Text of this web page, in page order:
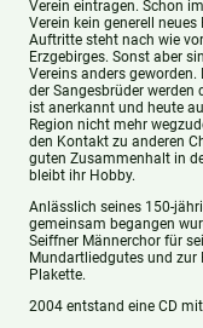
Verein eintragen. Schon
Verein kein generell
Auftritte steht nach wie
Erzgebirges. Sonst aber
Vereins anders
der Sangesbrüder werden
ist anerkannt und heute
Region nicht mehr
den Kontakt zu anderen
guten Zusammenhalt in
bleibt ihr Hobby.
Anlässlich seines 150-
gemeinsam begangen
Seiffner Männerchor für
Mundartliedgutes und zur
Plakette.
2004 entstand eine CD